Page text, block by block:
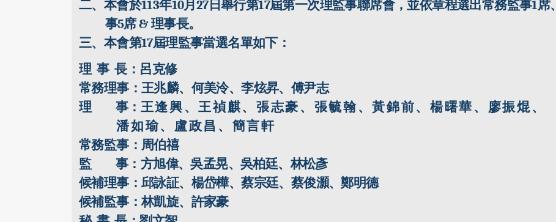
二、本會於113年10月 27日舉行第17屆第一次理監事聯席會，並依章程選出常務監事1席、
事5席&理事長。
三、本會第17屆理監事當選名單如下：
理 事 長：呂克修
常務理事：王兆麟、何美泠、李炫昇、傅尹志
理
事： 王逢興、王禎麒、張志豪、張毓翰、黃錦前、楊曙華、廖振焜、
潘如瑜、盧政昌、簡言軒
常務監事：周伯禧
監
事：方旭偉、吳孟晃、吳柏廷、林松彥
候補理事： 邱詠証、楊岱樺、蔡宗廷、蔡俊灝、鄭明德
候補監事：林凱旋、許家豪